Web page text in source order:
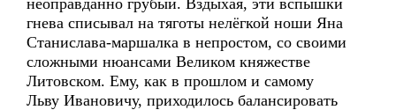
неоправданно грубый. Вздыхая, эти вспышки
гнева списывал на тяготы нелёгкой ноши Яна
Станислава-маршалка в непростом, со своими
сложными нюансами Великом княжестве
Литовском. Ему, как в прошлом и самому
Льву Ивановичу, приходилось балансировать